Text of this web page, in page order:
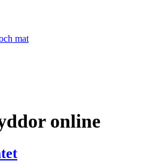
mat
online